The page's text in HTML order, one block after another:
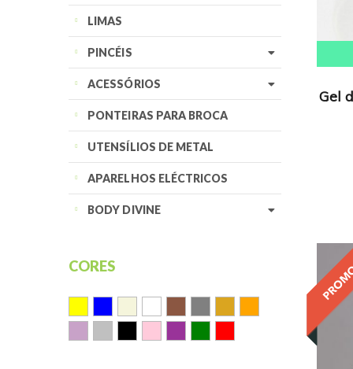
LIMAS
PINCÉIS
ACESSÓRIOS
PONTEIRAS PARA BROCA
UTENSÍLIOS DE METAL
APARELHOS ELÉCTRICOS
BODY DIVINE
CORES
Gel